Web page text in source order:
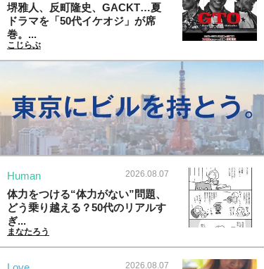
堺雅人、反町隆史、GACKT…夏
ドラマを「50代イケオジ」が席
巻。...
こじらぶ
Human 2026.08.07
体力をつける“体力がない”問題、
どう乗り越える？50代のリアルす
ぎ...
まなたろう
2026.08.07